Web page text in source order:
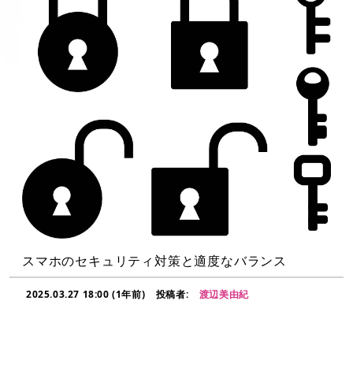
スマホのセキュリティ対策と適度なバランス
2025.03.27 18:00 (1年前) 投稿者: 渡辺美由紀